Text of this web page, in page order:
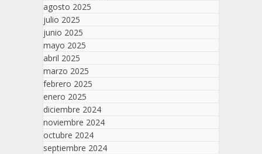
agosto 2025
julio 2025
junio 2025
mayo 2025
abril 2025
marzo 2025
febrero 2025
enero 2025
diciembre 2024
noviembre 2024
octubre 2024
septiembre 2024